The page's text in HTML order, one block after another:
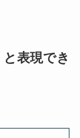
表現でき